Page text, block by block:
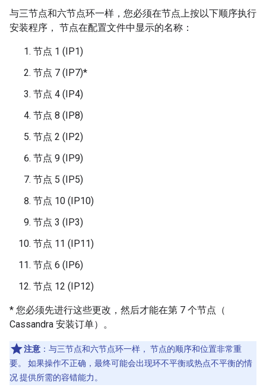
与三节点和六节点环一样，您必须在节点上按以下顺序执行
安装程序， 节点在配置文件中显示的名称：
节点 1 (IP1)
节点 7 (IP7)*
节点 4 (IP4)
节点 8 (IP8)
节点 2 (IP2)
节点 9 (IP9)
节点 5 (IP5)
节点 10 (IP10)
节点 3 (IP3)
节点 11 (IP11)
节点 6 (IP6)
节点 12 (IP12)
* 您必须先进行这些更改，然后才能在第 7 个节点（
Cassandra 安装订单）。
注意 ：与三节点和六节点环一样， 节点的顺序和位置非常重
要。 如果操作不正确，最终可能会出现环不平衡或热点不平衡的情
况 提供所需的容错能力。